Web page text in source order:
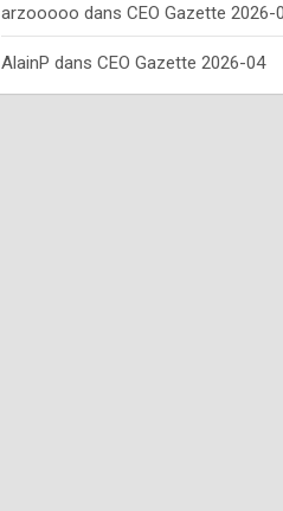
arzooooo dans CEO Gazette 2026-
AlainP dans CEO Gazette 2026-04